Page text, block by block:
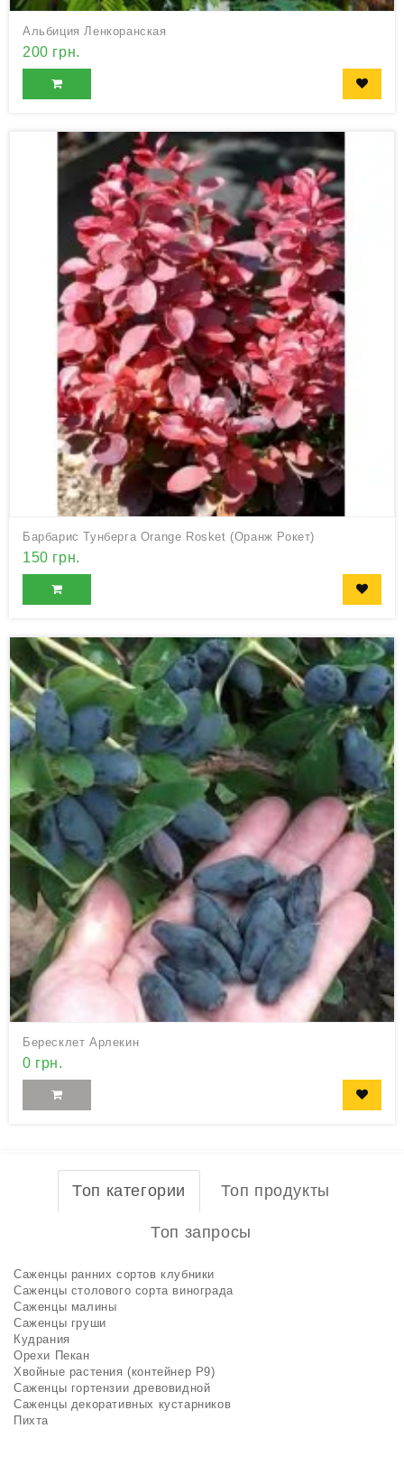
Альбиция Ленкоранская
200 грн.
Барбарис Тунберга Orange Rosket (Оранж Рокет)
150 грн.
Бересклет Арлекин
0 грн.
Топ категории Топ продукты
Топ запросы
Саженцы ранних сортов клубники
Саженцы столового сорта винограда
Саженцы малины
Саженцы груши
Кудрания
Орехи Пекан
Хвойные растения (контейнер Р9)
Саженцы гортензии древовидной
Саженцы декоративных кустарников
Пихта